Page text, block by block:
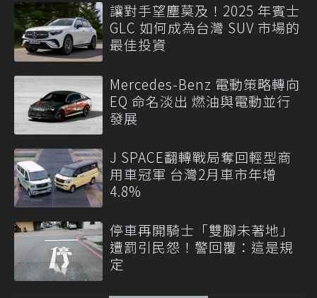
讓對手望塵莫及！2025 年賓士
GLC 如何成為台灣 SUV 市場的
最佳投資
Mercedes-Benz 電動策略轉向
EQ 命名淡出 燃油與電動並行
發展
J SPACE翻轉戰局奪回輕型商
用車冠軍 台灣2月車市年增
4.8%
停車再開騎士「雙腳未著地」
遭罰引民怨！警回覆：這是規
定